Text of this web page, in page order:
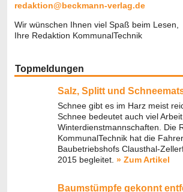
redaktion@beckmann-verlag.de
Wir wünschen Ihnen viel Spaß beim Lesen,
Ihre Redaktion KommunalTechnik
Topmeldungen
Salz, Splitt und
Schnee gibt es im Harz meist
Schnee bedeutet auch viel
Winterdienstmannschaften. Die
KommunalTechnik hat die
Baubetriebshofs Clausthal-
2015 begleitet. » Zum Artikel
Baumstümpfe gekonnt